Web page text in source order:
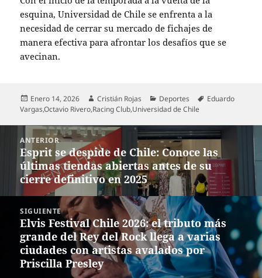
esquina, Universidad de Chile se enfrenta a la
necesidad de cerrar su mercado de fichajes de
manera efectiva para afrontar los desafíos que se
avecinan.
Publicado
el
Enero 14, 2026 Autor
Cristián Rojas Categorías
Deportes Etiquetas
Eduardo
Vargas,Octavio Rivero,Racing Club,Universidad de Chile
Navegación
entradas
ANTERIOR
Entrada
anterior:
Esprit se despide de Chile: Conoce las
últimas tiendas abiertas antes de su
cierre definitivo en 2025
SIGUIENTE
Entrada
siguiente:
Elvis Festival Chile 2026: el tributo más
grande del Rey del Rock llega a varias
ciudades con artistas avalados por
Priscilla Presley